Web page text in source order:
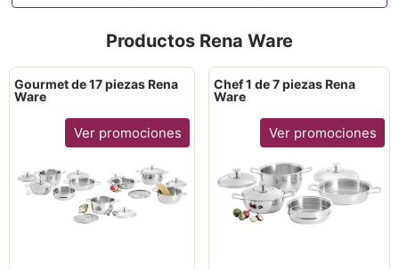
Productos Rena Ware
Gourmet de 17 piezas Rena
Ware
Ver promociones
Chef 1 de 7 piezas Rena
Ware
Ver promociones